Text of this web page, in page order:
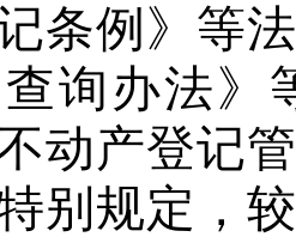
条例》等
询办法》
动产登记
别规定，